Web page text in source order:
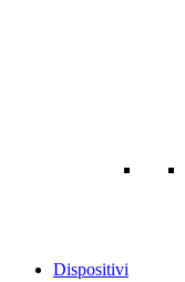
Dispositivi